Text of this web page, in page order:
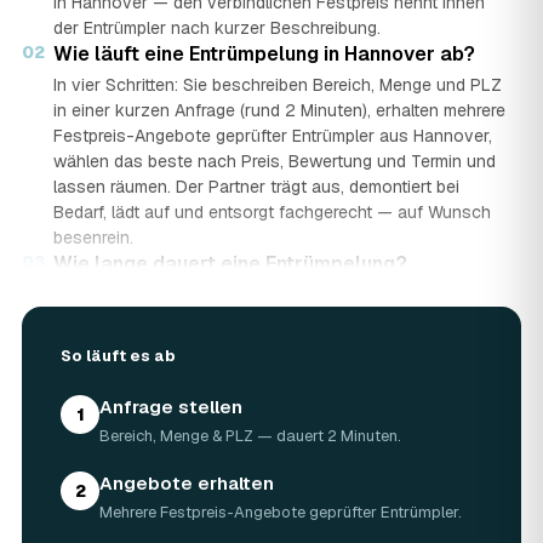
Veolia | Entsorgung Hannover
Mecklenheidestraße 24, 30419 Hannover · ★ 3,6 (44)
der Entrümpler nach kurzer Beschreibung.
02 Wie läuft eine Entrümpelung in Hannover ab?
In vier Schritten: Sie beschreiben Bereich, Menge und PLZ
in einer kurzen Anfrage (rund 2 Minuten), erhalten mehrere
Festpreis-Angebote geprüfter Entrümpler aus Hannover,
wählen das beste nach Preis, Bewertung und Termin und
lassen räumen. Der Partner trägt aus, demontiert bei
Bedarf, lädt auf und entsorgt fachgerecht — auf Wunsch
besenrein.
Wie lange dauert eine Entrümpelung?
eine komplette Wohnung oder ein Haus in Hannover kann
schon innerhalb weniger Tage, bei akuten Fällen wie einer
Messie-Wohnung auch kurzfristig.
Welche Gegenstände werden bei der
Entrümpelung entsorgt?
Mitgenommen wird praktisch der gesamte Hausrat: Möbel,
So läuft es ab
1 Anfrage stellen
Bereich, Menge & PLZ — dauert 2 Minuten.
2 Angebote erhalten
Mehrere Festpreis-Angebote geprüfter Entrümpler.